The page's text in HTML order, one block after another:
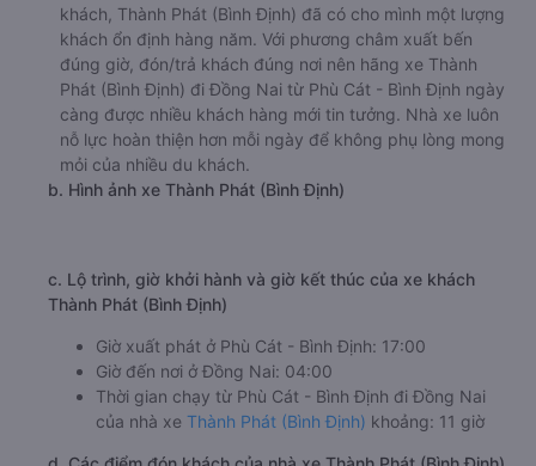
khách, Thành Phát (Bình Định) đã có cho mình một lượng
khách ổn định hàng năm. Với phương châm xuất bến
đúng giờ, đón/trả khách đúng nơi nên hãng xe Thành
Phát (Bình Định) đi Đồng Nai từ Phù Cát - Bình Định ngày
càng được nhiều khách hàng mới tin tưởng. Nhà xe luôn
nỗ lực hoàn thiện hơn mỗi ngày để không phụ lòng mong
mỏi của nhiều du khách.
b. Hình ảnh xe Thành Phát (Bình Định)
c. Lộ trình, giờ khởi hành và giờ kết thúc của xe khách
Thành Phát (Bình Định)
Giờ xuất phát ở Phù Cát - Bình Định: 17:00
Giờ đến nơi ở Đồng Nai: 04:00
Thời gian chạy từ Phù Cát - Bình Định đi Đồng Nai
của nhà xe Thành Phát (Bình Định) khoảng: 11 giờ